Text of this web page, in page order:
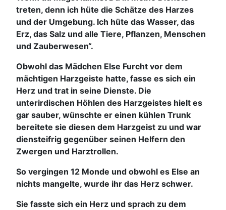
treten, denn ich hüte die Schätze des Harzes
und der Umgebung. Ich hüte das Wasser, das
Erz, das Salz und alle Tiere, Pflanzen, Menschen
und Zauberwesen“.
Obwohl das Mädchen Else Furcht vor dem
mächtigen Harzgeiste hatte, fasse es sich ein
Herz und trat in seine Dienste. Die
unterirdischen Höhlen des Harzgeistes hielt es
gar sauber, wünschte er einen kühlen Trunk
bereitete sie diesen dem Harzgeist zu und war
diensteifrig gegenüber seinen Helfern den
Zwergen und Harztrollen.
So vergingen 12 Monde und obwohl es Else an
nichts mangelte, wurde ihr das Herz schwer.
Sie fasste sich ein Herz und sprach zu dem